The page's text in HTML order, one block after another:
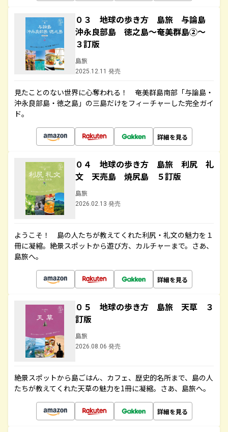
０３ 地球の歩き方 島旅 与論島
沖永良部島 徳之島～奄美群島②～
３訂版
島旅
2025.12.11 発売
見たことのない世界に心奪われる！ 奄美群島南部「与論島・
沖永良部島・徳之島」の三島だけをフィーチャーした完全ガイ
ド。
詳細を見る
０４ 地球の歩き方 島旅 利尻 礼
文 天売島 焼尻島 ５訂版
島旅
2026.02.13 発売
ようこそ！ 島の人たちが教えてくれた利尻・礼文の魅力を１
冊に凝縮。絶景スポットから遊び方、カルチャーまで。さあ、
島旅へ。
詳細を見る
０５ 地球の歩き方 島旅 天草 ３
訂版
島旅
2026.08.06 発売
絶景スポットから島ごはん、カフェ、歴史的名所まで、島の人
たちが教えてくれた天草の魅力を1冊に凝縮。さあ、島旅へ。
詳細を見る